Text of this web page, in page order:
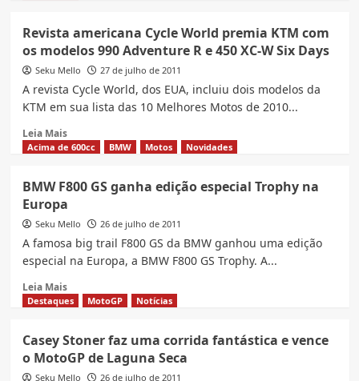
Suzuki
GSR
150i
divulgada
pelo
site
de
consórcio
empresa
no
Brasil
Revista americana Cycle World premia KTM com
os modelos 990 Adventure R e 450 XC-W Six Days
Seku Mello 27 de julho de 2011
A revista Cycle World, dos EUA, incluiu dois modelos da
KTM em sua lista das 10 Melhores Motos de 2010...
Leia MaisRead
more
americana
Cycle
World
premia
KTM
com
os
modelos
R
e
450
Acima de 600cc BMW Motos Novidades
BMW F800 GS ganha edição especial Trophy na
Europa
Seku Mello 26 de julho de 2011
A famosa big trail F800 GS da BMW ganhou uma edição
especial na Europa, a BMW F800 GS Trophy. A...
Leia MaisRead
more
F800
GS
ganha
Destaques MotoGP Notícias
Casey Stoner faz uma corrida fantástica e vence
o MotoGP de Laguna Seca
Seku Mello 26 de julho de 2011